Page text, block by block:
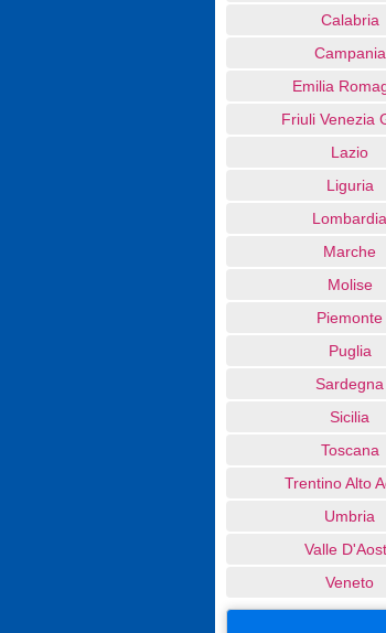
Calabria
Campania
Emilia
Friuli Venezia
Lazio
Liguria
Lombardia
Marche
Molise
Piemonte
Puglia
Sardegna
Sicilia
Toscana
Trentino Alto
Umbria
Valle
Veneto